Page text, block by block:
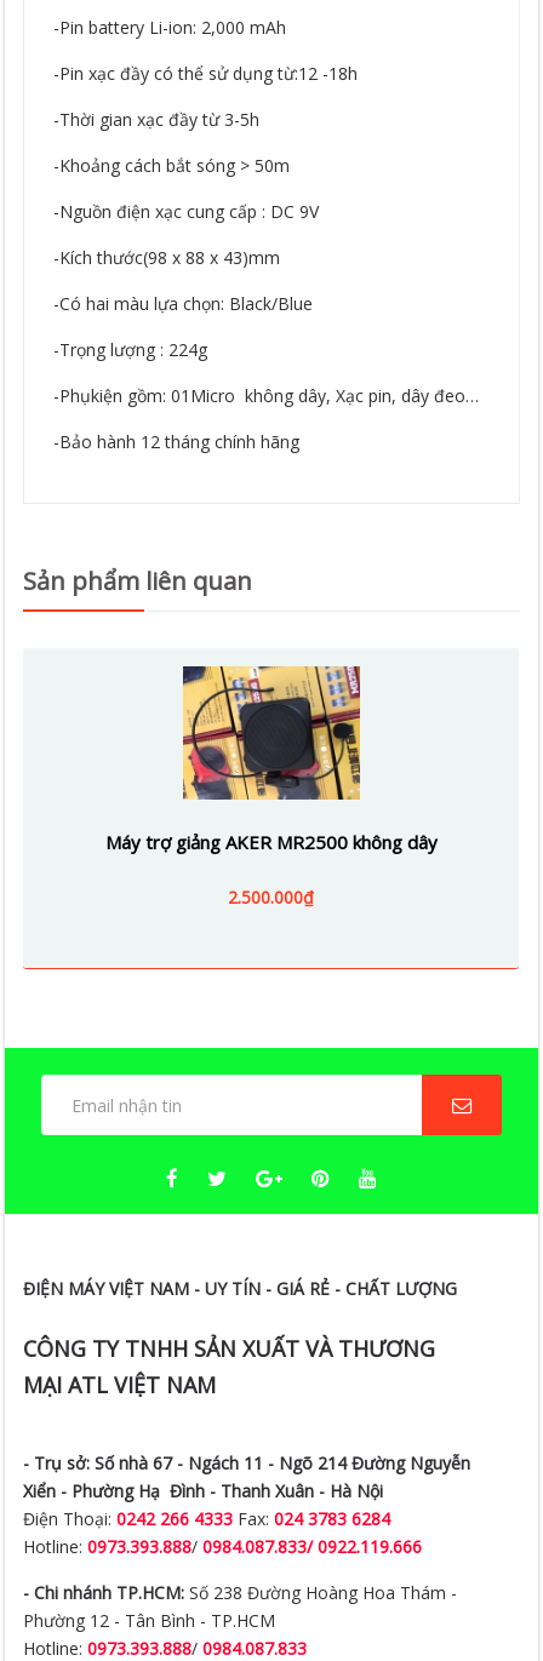
-Pin battery Li-ion: 2,000 mAh
-Pin xạc đầy có thể sử dụng từ:12 -18h
-Thời gian xạc đầy từ 3-5h
-Khoảng cách bắt sóng > 50m
-Nguồn điện xạc cung cấp : DC 9V
-Kích thước(98 x 88 x 43)mm
-Có hai màu lựa chọn: Black/Blue
-Trọng lượng : 224g
-Phụkiện gồm: 01Micro không dây, Xạc pin, dây đeo…
-Bảo hành 12 tháng chính hãng
Sản phẩm liên quan
Máy trợ giảng AKER MR2500 không dây
2.500.000₫
ĐIỆN MÁY VIỆT NAM - UY TÍN - GIÁ RẺ - CHẤT LƯỢNG
CÔNG TY TNHH SẢN XUẤT VÀ THƯƠNG
MẠI ATL VIỆT NAM
- Trụ sở: Số nhà 67 - Ngách 11 - Ngõ 214 Đường Nguyễn
Xiển - Phường Hạ Đình - Thanh Xuân - Hà Nội
Điện Thoại:0242 266 4333 Fax:024 3783 6284
Hotline:0973.393.888/0984.087.833/ 0922.119.666
- Chi nhánh TP.HCM: Số 238 Đường Hoàng Hoa Thám -
Phường 12 - Tân Bình - TP.HCM
Hotline:0973.393.888/0984.087.833